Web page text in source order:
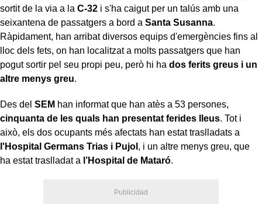
sortit de la via a la C-32 i s'ha caigut per un talús amb una
seixantena de passatgers a bord a Santa Susanna.
Ràpidament, han arribat diversos equips d'emergències fins al
lloc dels fets, on han localitzat a molts passatgers que han
pogut sortir pel seu propi peu, però hi ha dos ferits greus i un
altre menys greu.
Des del SEM han informat que han atès a 53 persones,
cinquanta de les quals han presentat ferides lleus. Tot i
això, els dos ocupants més afectats han estat traslladats a
l'Hospital Germans Trias i Pujol , i un altre menys greu, que
ha estat traslladat a l’Hospital de Mataró.